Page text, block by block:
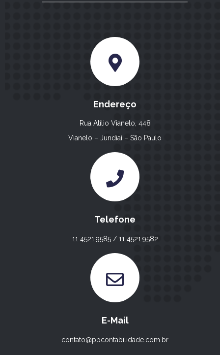
Endereço
Rua Atílio Vianelo, 448
Vianelo – Jundiaí – São Paulo
Telefone
11 4521.9585 / 11 4521.9582
E-Mail
contato@ppcontabilidade.com.br